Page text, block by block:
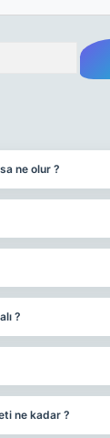
ne olur ?
?
ne kadar ?